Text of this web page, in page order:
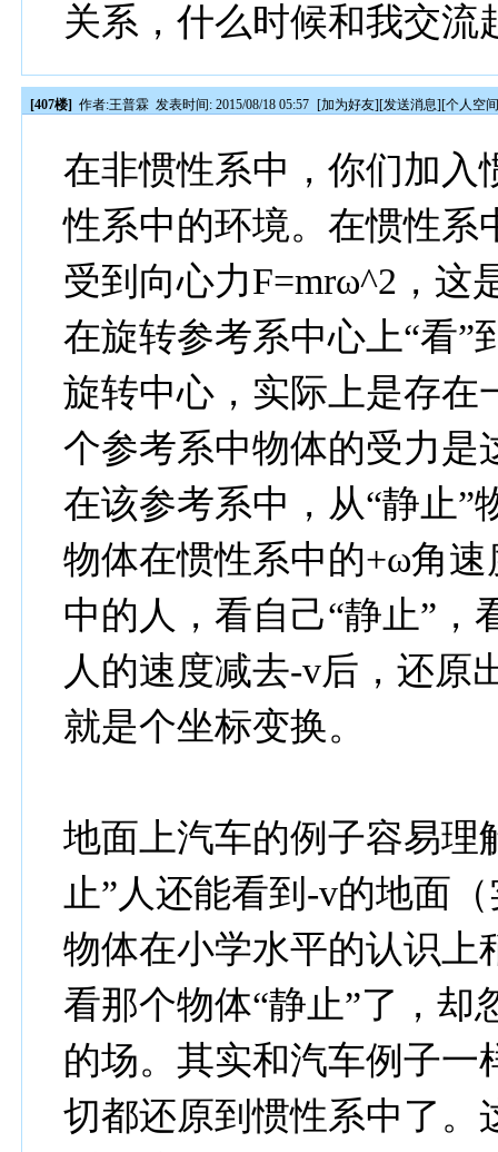
关系，什么时候和我交流
[407楼] 作者:王普霖 发表时间: 2015/08/18 05:57 [加为好友][发送消息][个人空
在非惯性系中，你们加入
性系中的环境。在惯性系
受到向心力F=mrω^2，这
在旋转参考系中心上“看”
旋转中心，实际上是存
个参考系中物体的受力
在该参考系中，从“静止
物体在惯性系中的+ω角
中的人，看自己“静止”，
人的速度减去-v后，还原
就是个坐标变换。
地面上汽车的例子容易理
止”人还能看到-v的地面
物体在小学水平的认识上
看那个物体“静止”了，
的场。其实和汽车例子
切都还原到惯性系中了。